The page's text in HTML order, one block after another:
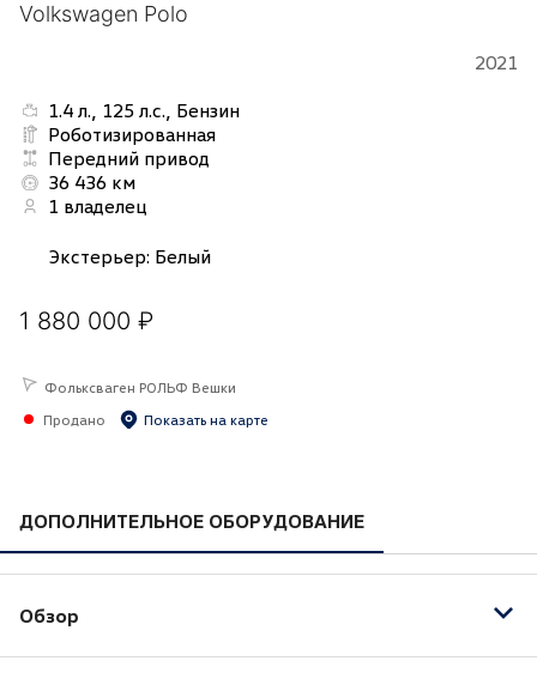
ДОПОЛНИТЕЛЬНОЕ ОБОРУДОВАНИЕ
Обзор
Volkswagen Polo
2021
1.4 л., 125 л.с., Бензин
Роботизированная
Передний привод
36 436 км
1 владелец
Экстерьер: Белый
1 880 000 ₽
Фольксваген РОЛЬФ Вешки
Продано
Показать на карте